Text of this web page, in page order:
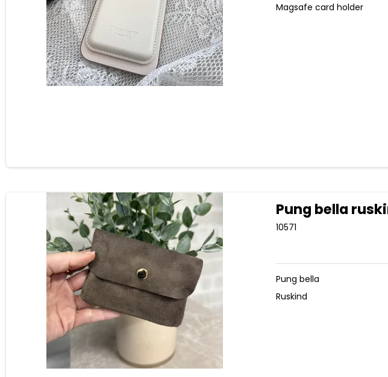
Magsafe card holder
Pung bella
10571
Pung bella
Ruskind